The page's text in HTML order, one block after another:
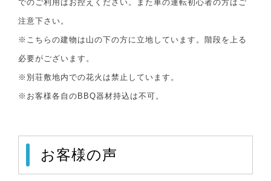
でのご利用はお控えください。また車の運転初心者の方はご
注意下さい。
※こちらの建物は山の下の方に立地しています。階段を上る
必要がございます。
※別荘敷地内での花火は禁止しています。
※お客様各自のBBQ器材持込は不可。
お客様の声